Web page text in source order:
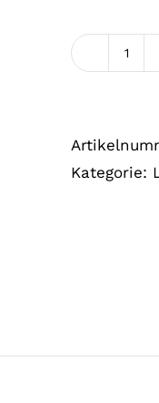
Kategorie: